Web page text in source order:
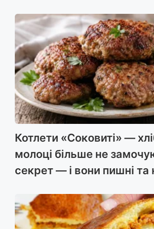
Котлети «Соковиті» —
молоці більше не
секрет — і вони пишні та